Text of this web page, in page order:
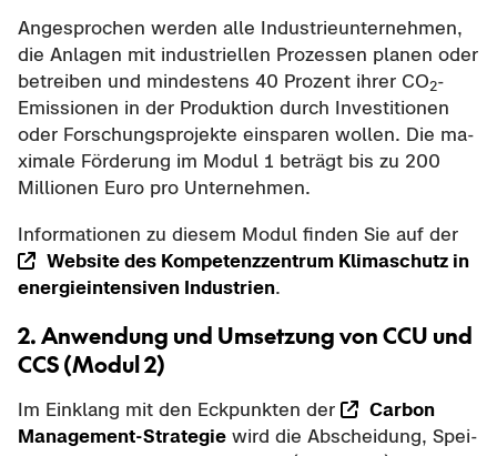
An­ge­spro­chen wer­den alle In­dus­trie­un­ter­neh­men,
die An­la­gen mit in­dus­tri­el­len Pro­zes­sen pla­nen oder
be­trei­ben und min­des­tens 40 Pro­zent ihrer CO2-​
Emissionen in der Pro­duk­ti­on durch In­ves­ti­tio­nen
oder For­schungs­pro­jek­te ein­spa­ren wol­len. Die ma­
xi­ma­le För­de­rung im Modul 1 be­trägt bis zu 200
Mil­lio­nen Euro pro Un­ter­neh­men.
In­for­ma­tio­nen zu die­sem Modul fin­den Sie auf der
Web­site des Kom­pe­tenz­zen­trum Kli­ma­schutz in
en­er­gie­in­ten­si­ven In­dus­trien.
2. An­wen­dung und Um­set­zung von CCU und
CCS (Modul 2)
Im Ein­klang mit den Eck­punk­ten der
Car­bon
Management-​Strategie wird die Ab­schei­dung, Spei­